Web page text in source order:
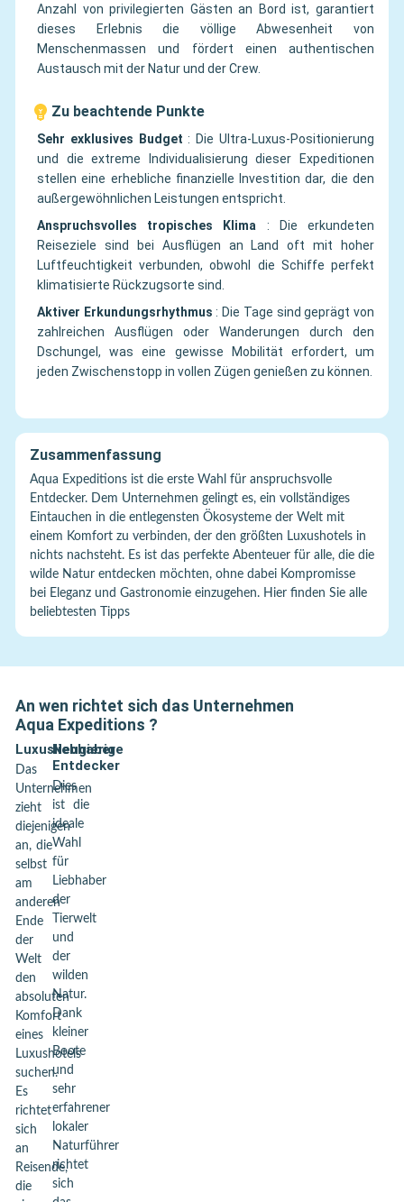
Anzahl von privilegierten Gästen an Bord ist, garantiert
dieses Erlebnis die völlige Abwesenheit von
Menschenmassen und fördert einen authentischen
Austausch mit der Natur und der Crew.
Zu beachtende Punkte
Sehr exklusives Budget : Die Ultra-Luxus-Positionierung
und die extreme Individualisierung dieser Expeditionen
stellen eine erhebliche finanzielle Investition dar, die den
außergewöhnlichen Leistungen entspricht.
Anspruchsvolles tropisches Klima
:
Die erkundeten
Reiseziele sind bei Ausflügen an Land oft mit hoher
Luftfeuchtigkeit verbunden, obwohl die Schiffe perfekt
klimatisierte Rückzugsorte sind.
Aktiver Erkundungsrhythmus : Die Tage sind geprägt von
zahlreichen Ausflügen oder Wanderungen durch den
Dschungel, was eine gewisse Mobilität erfordert, um
jeden Zwischenstopp in vollen Zügen genießen zu können.
Zusammenfassung
Aqua Expeditions ist die erste Wahl für anspruchsvolle
Entdecker. Dem Unternehmen gelingt es, ein vollständiges
Eintauchen in die entlegensten Ökosysteme der Welt mit
einem Komfort zu verbinden, der den größten Luxushotels in
nichts nachsteht. Es ist das perfekte Abenteuer für alle, die die
wilde Natur entdecken möchten, ohne dabei Kompromisse
bei Eleganz und Gastronomie einzugehen. Hier finden Sie alle
beliebtesten Tipps
An wen richtet sich das Unternehmen
Aqua Expeditions ?
Luxusliebhaber
Das
Unternehmen
zieht
diejenigen
an, die
selbst
am
anderen
Ende
der
Welt
den
absoluten
Komfort
eines
Luxushotels
suchen.
Es
richtet
sich
an
Reisende,
die
Neugierige
Entdecker
Dies
ist die
ideale
Wahl
für
Liebhaber
der
Tierwelt
und
der
wilden
Natur.
Dank
kleiner
Boote
und
sehr
erfahrener
lokaler
Naturführer
richtet
sich